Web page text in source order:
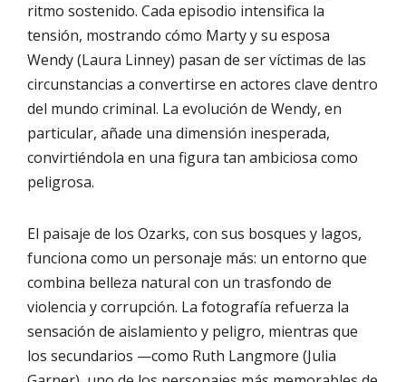
ritmo sostenido. Cada episodio intensifica la
tensión, mostrando cómo Marty y su esposa
Wendy (Laura Linney) pasan de ser víctimas de las
circunstancias a convertirse en actores clave dentro
del mundo criminal. La evolución de Wendy, en
particular, añade una dimensión inesperada,
convirtiéndola en una figura tan ambiciosa como
peligrosa.
El paisaje de los Ozarks, con sus bosques y lagos,
funciona como un personaje más: un entorno que
combina belleza natural con un trasfondo de
violencia y corrupción. La fotografía refuerza la
sensación de aislamiento y peligro, mientras que
los secundarios —como Ruth Langmore (Julia